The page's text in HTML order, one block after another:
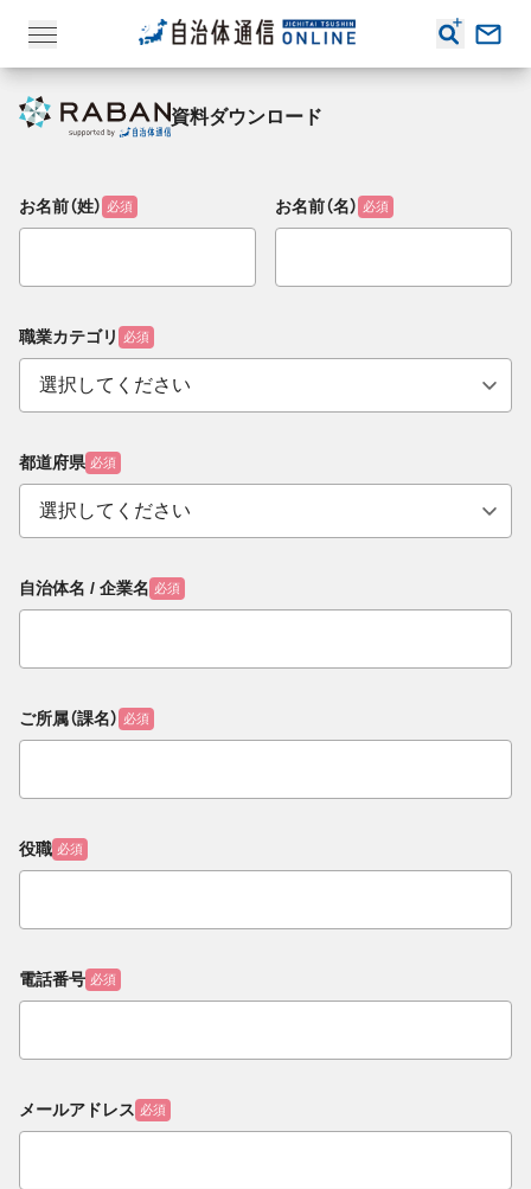
資料ダウンロード
お名前（姓） 必須 お名前（名） 必須
職業カテゴリ 必須
都道府県 必須
自治体名 / 企業名 必須
ご所属（課名） 必須
役職 必須
電話番号 必須
メールアドレス 必須